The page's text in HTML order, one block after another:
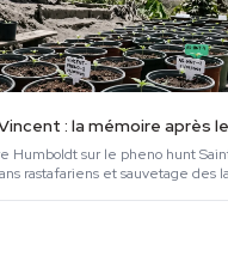
: la mémoire après
Humboldt sur le pheno hunt
rastafariens et sauvetage des